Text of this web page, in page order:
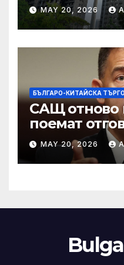
претенции
Court по
изкупуване:
MAY 20, 2026
БЪЛГАРО-КИТАЙСКА
САЩ отново
поемат
Иран, при
155 души
MAY 20, 2026